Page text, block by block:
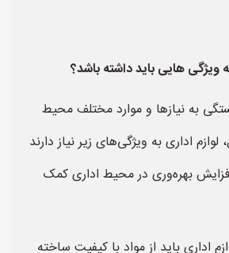
ویژگی هایی باید داشته باشد؟
به نیازها و موارد مختلف محیط
لوازم اداری به ویژگی‌های زیر نیاز دارند
بهره‌وری در محیط اداری کمک
اداری باید از مواد با کیفیت ساخته